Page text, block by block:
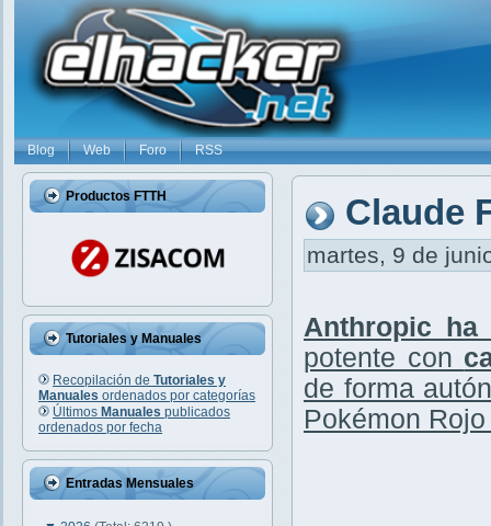
Blog Web Foro RSS
Productos FTTH
Tutoriales y Manuales
Recopilación de Tutoriales y
Manuales ordenados por categorías
Últimos Manuales publicados
ordenados por fecha
Entradas Mensuales
Claude
martes, 9 de
Anthropic ha
potente con
de forma
Pokémon